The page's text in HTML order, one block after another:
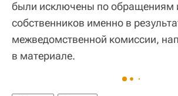
были исключены по обращениям
собственников именно в
межведомственной комиссии,
в материале.